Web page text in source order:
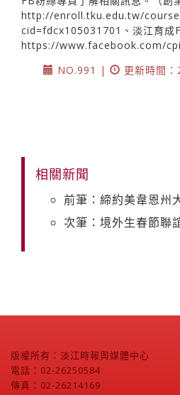
http://enroll.tku.edu.tw/
cid=fdcx105031701、淡江育成
https://www.facebook.com/
NO.991 |
更新時間
相關新聞
前筆：締約美韋恩州
次筆：境外生春節聯
版權所有：淡江時報與媒體中心
電話：02-26250584
傳真：02-26214169